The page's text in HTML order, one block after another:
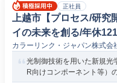
正社員
上越市【プロセス/研
イの未来を創る/年休
カラーリンク・ジャパン株式会
光制御技術を用いた新規光
R向けコンポーネント等）